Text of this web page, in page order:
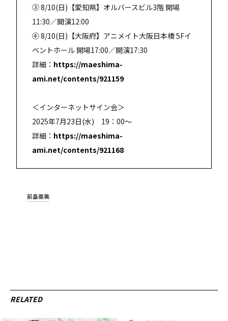
③ 8/10(日)【愛知県】オルバースビル3階 開場
11:30／開演12:00
④ 8/10(日)【大阪府】アニメイト大阪日本橋 5Fイ
ベントホール 開場17:00／開演17:30
詳細： https://maeshima-
ami.net/contents/921159
＜インターネットサイン会＞
2025年7月23日(水) 19：00～
詳細： https://maeshima-
ami.net/contents/921168
前島亜美
RELATED